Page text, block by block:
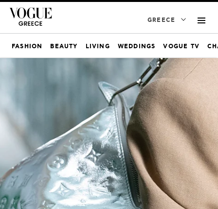
GREECE
FASHION BEAUTY LIVING WEDDINGS VOGUE TV